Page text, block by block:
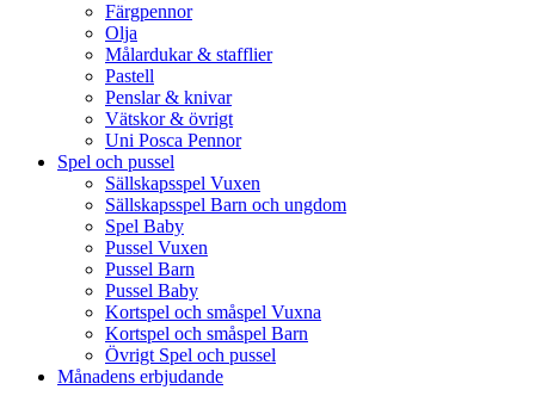
Färgpennor
Olja
Målardukar & stafflier
Pastell
Penslar & knivar
Vätskor & övrigt
Uni Posca Pennor
Spel och pussel
Sällskapsspel Vuxen
Sällskapsspel Barn och ungdom
Spel Baby
Pussel Vuxen
Pussel Barn
Pussel Baby
Kortspel och småspel Vuxna
Kortspel och småspel Barn
Övrigt Spel och pussel
Månadens erbjudande